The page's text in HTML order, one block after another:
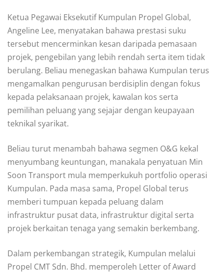
Ketua Pegawai Eksekutif Kumpulan Propel Global,
Angeline Lee, menyatakan bahawa prestasi suku
tersebut mencerminkan kesan daripada pemasaan
projek, pengebilan yang lebih rendah serta item tidak
berulang. Beliau menegaskan bahawa Kumpulan terus
mengamalkan pengurusan berdisiplin dengan fokus
kepada pelaksanaan projek, kawalan kos serta
pemilihan peluang yang sejajar dengan keupayaan
teknikal syarikat.
Beliau turut menambah bahawa segmen O&G kekal
menyumbang keuntungan, manakala penyatuan Min
Soon Transport mula memperkukuh portfolio operasi
Kumpulan. Pada masa sama, Propel Global terus
memberi tumpuan kepada peluang dalam
infrastruktur pusat data, infrastruktur digital serta
projek berkaitan tenaga yang semakin berkembang.
Dalam perkembangan strategik, Kumpulan melalui
Propel CMT Sdn. Bhd. memperoleh Letter of Award